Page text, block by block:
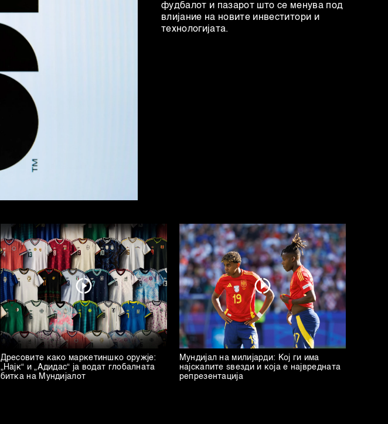
фудбалот и пазарот што се менува под
влијание на новите инвеститори и
технологијата.
Дресовите како маркетиншко оружје:
„Најк“ и „Адидас“ ја водат глобалната
битка на Мундијалот
Мундијал на милијарди: Кој ги има
најскапите ѕвезди и која е највредната
репрезентација